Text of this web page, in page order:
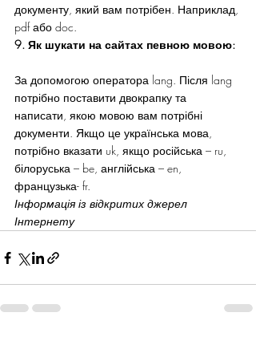
документу, який вам потрібен. Наприклад,
pdf або doc.
9. Як шукати на сайтах певною мовою:
За допомогою оператора lang. Після lang
потрібно поставити двокрапку та
написати, якою мовою вам потрібні
документи. Якщо це українська мова,
потрібно вказати uk, якщо російська – ru,
білоруська – be, англійська – en,
французька- fr.
Інформація із відкритих джерел
Інтернету